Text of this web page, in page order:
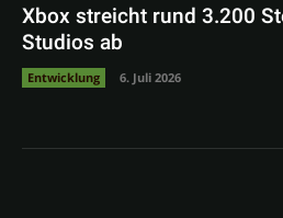
Xbox streicht rund 3.200
Studios ab
Entwicklung 6. Juli 2026